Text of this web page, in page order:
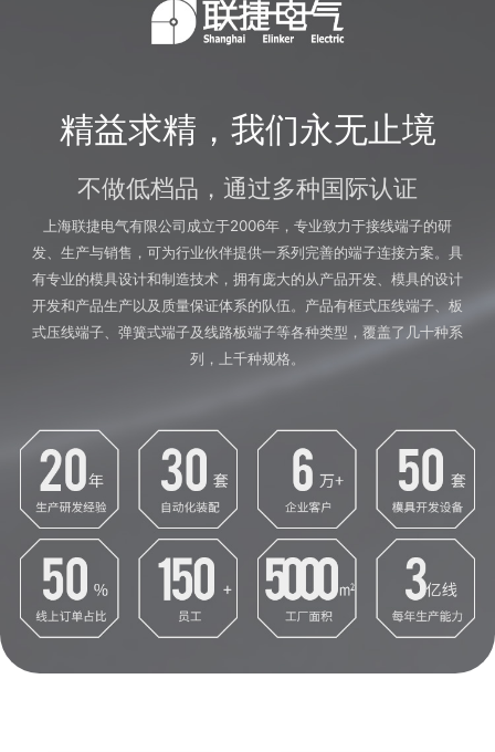
精益求精，我们永无止境
不做低档品，通过多种国际认证
上海联捷电气有限公司成立于2006年，专业致力于接线端子的研
发、生产与销售，可为行业伙伴提供一系列完善的端子连接方案。具
有专业的模具设计和制造技术，拥有庞大的从产品开发、模具的设计
开发和产品生产以及质量保证体系的队伍。产品有框式压线端子、板
式压线端子、弹簧式端子及线路板端子等各种类型，覆盖了几十种系
列，上千种规格。